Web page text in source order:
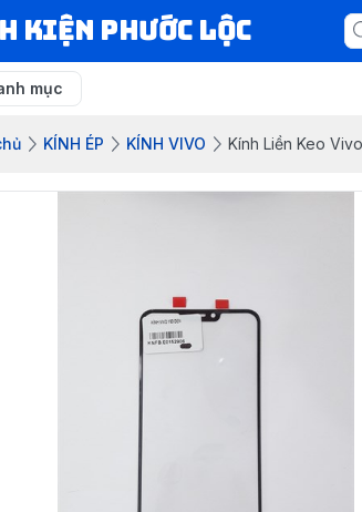
KIỆN PHƯỚC LỘC
mục
KÍNH ÉP KÍNH VIVO Kính Liền Keo